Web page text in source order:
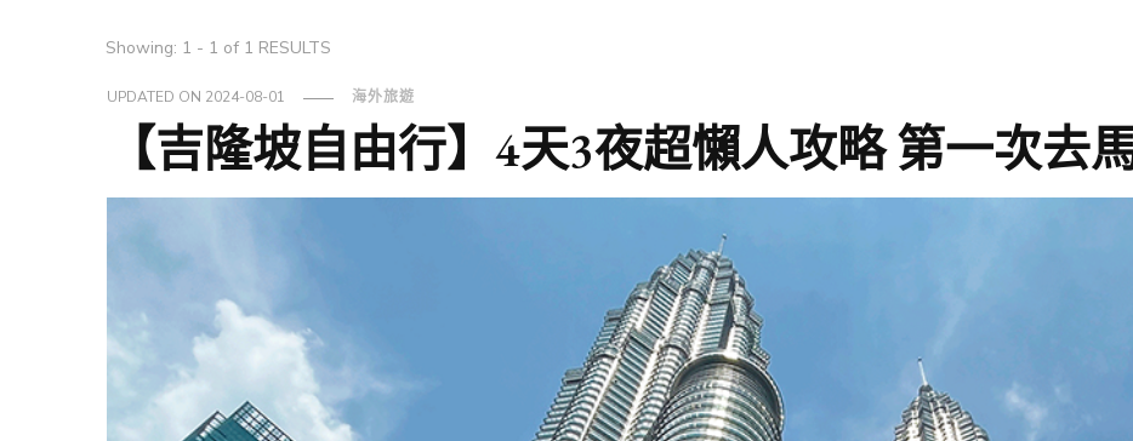
Showing: 1 - 1 of 1 RESULTS
UPDATED ON 2024-08-01 海外旅遊
【吉隆坡自由行】4天3夜超懶人攻略 第一次去